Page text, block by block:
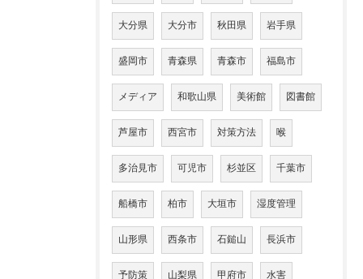
大分県 大分市 秋田県 岩手県
盛岡市 青森県 青森市 福島市
メディア 和歌山県 美術館 図書館
芦屋市 西宮市 対策方法 喉
多治見市 可児市 杉並区 千葉市
船橋市 柏市 大垣市 湿度管理
山形県 西条市 石鎚山 長浜市
予防策 山梨県 甲府市 水害